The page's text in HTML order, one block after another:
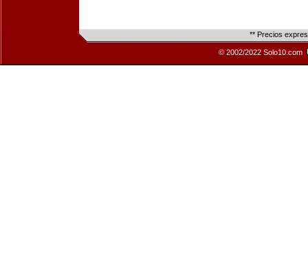
** Precios
© 2002/2022 Solo10.com